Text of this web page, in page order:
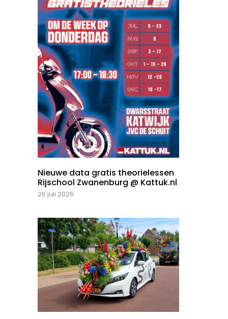
Nieuwe data gratis theorielessen
Rijschool Zwanenburg @ Kattuk.nl
26 juli 2026